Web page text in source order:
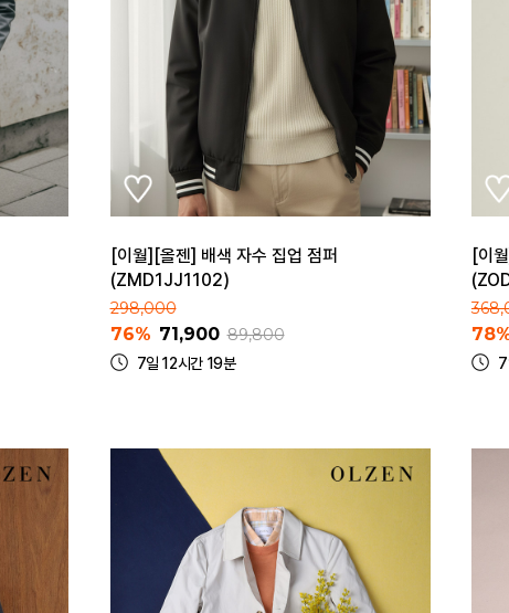
[이월][올젠] 배색 자수 집업 점퍼
(ZMD1JJ1102)
298,000
76% 71,900 89,800
7일 12시간 19분
[이